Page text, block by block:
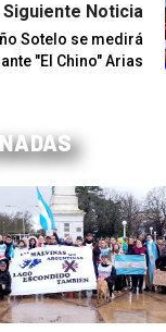
Siguiente Noticia
Sotelo se medirá
ante "El Chino" Arias